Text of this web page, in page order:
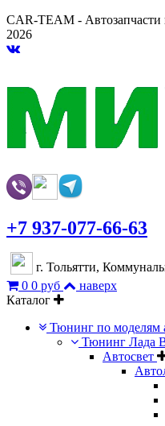
CAR-TEAM -
2026
+7 937-077-66-63
г. Тольятти,
0 0 руб
наверх
Каталог
Тюнинг по моделям
Тюнинг Лада
Автосвет